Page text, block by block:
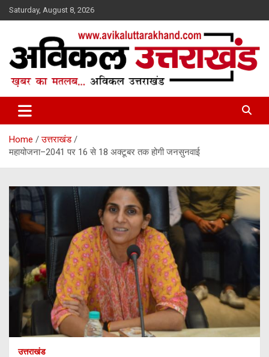
Skip
to
Saturday, August 8, 2026
Avikal Uttarakhand
Home
उत्तराखंड
महायोजना–2041 पर 16 से 18 अक्टूबर तक होगी जनसुनवाई
उत्तराखंड